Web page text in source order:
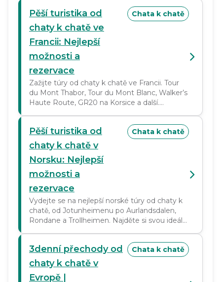
Pěší turistika od
chaty k chatě ve
Francii: Nejlepší
možnosti a
rezervace
Chata k chatě
Zažijte túry od chaty k chatě ve Francii. Tour
du Mont Thabor, Tour du Mont Blanc, Walker’s
Haute Route, GR20 na Korsice a další.
Pěší turistika od
chaty k chatě v
Norsku: Nejlepší
možnosti a
rezervace
Chata k chatě
Vydejte se na nejlepší norské túry od chaty k
chatě, od Jotunheimenu po Aurlandsdalen,
Rondane a Trollheimen. Najděte si svou ideální
3denní přechody od
chaty k chatě v
Evropě |
Chata k chatě